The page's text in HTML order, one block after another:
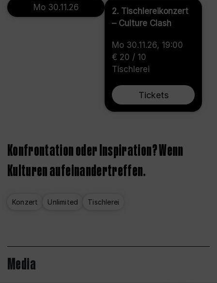
Mo 30.11.26
2. Tischlereikonzert
– Culture Clash
Mo 30.11.26, 19:00
€ 20 / 10
Tischlerei
Tickets
Konfrontation oder Inspiration? Wenn
Kulturen aufeinandertreffen.
Konzert Unlimited Tischlerei
Media